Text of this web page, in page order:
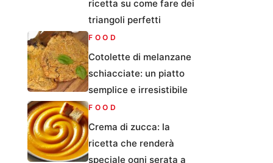
ricetta su come fare dei
triangoli perfetti
FOOD
Cotolette di melanzane
schiacciate: un piatto
semplice e irresistibile
FOOD
Crema di zucca: la
ricetta che renderà
speciale ogni serata a